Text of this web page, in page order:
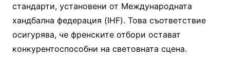
стандарти, установени от Международната
хандбална федерация (IHF). Това съответствие
осигурява, че френските отбори остават
конкурентоспособни на световната сцена.